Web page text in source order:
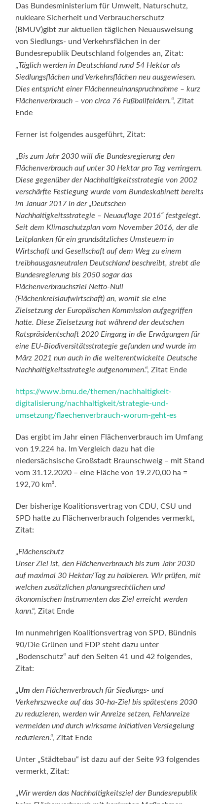
Das Bundesministerium für Umwelt, Naturschutz,
nukleare Sicherheit und Verbraucherschutz
(BMUV)gibt zur aktuellen täglichen Neuausweisung
von Siedlungs- und Verkehrsflächen in der
Bundesrepublik Deutschland folgendes an, Zitat:
„Täglich werden in Deutschland rund 54 Hektar als
Siedlungsflächen und Verkehrsflächen neu ausgewiesen.
Dies entspricht einer Flächenneuinanspruchnahme – kurz
Flächenverbrauch – von circa 76 Fußballfeldern.“, Zitat
Ende
Ferner ist folgendes ausgeführt, Zitat:
„Bis zum Jahr 2030 will die Bundesregierung den
Flächenverbrauch auf unter 30 Hektar pro Tag verringern.
Diese gegenüber der Nachhaltigkeitsstrategie von 2002
verschärfte Festlegung wurde vom Bundeskabinett bereits
im Januar 2017 in der „Deutschen
Nachhaltigkeitsstrategie – Neuauflage 2016“ festgelegt.
Seit dem Klimaschutzplan vom November 2016, der die
Leitplanken für ein grundsätzliches Umsteuern in
Wirtschaft und Gesellschaft auf dem Weg zu einem
treibhausgasneutralen Deutschland beschreibt, strebt die
Bundesregierung bis 2050 sogar das
Flächenverbrauchsziel Netto-Null
(Flächenkreislaufwirtschaft) an, womit sie eine
Zielsetzung der Europäischen Kommission aufgegriffen
hatte. Diese Zielsetzung hat während der deutschen
Ratspräsidentschaft 2020 Eingang in die Erwägungen für
eine EU-Biodiversitätsstrategie gefunden und wurde im
März 2021 nun auch in die weiterentwickelte Deutsche
Nachhaltigkeitsstrategie aufgenommen.“, Zitat Ende
https://www.bmu.de/themen/nachhaltigkeit-
digitalisierung/nachhaltigkeit/strategie-und-
umsetzung/flaechenverbrauch-worum-geht-es
Das ergibt im Jahr einen Flächenverbrauch im Umfang
von 19.224 ha. Im Vergleich dazu hat die
niedersächsische Großstadt Braunschweig – mit Stand
vom 31.12.2020 – eine Fläche von 19.270,00 ha =
192,70 km².
Der bisherige Koalitionsvertrag von CDU, CSU und
SPD hatte zu Flächenverbrauch folgendes vermerkt,
Zitat:
„Flächenschutz
Unser Ziel ist, den Flächenverbrauch bis zum Jahr 2030
auf maximal 30 Hektar/Tag zu halbieren. Wir prüfen, mit
welchen zusätzlichen planungsrechtlichen und
ökonomischen Instrumenten das Ziel erreicht werden
kann.“, Zitat Ende
Im nunmehrigen Koalitionsvertrag von SPD, Bündnis
90/Die Grünen und FDP steht dazu unter
„Bodenschutz“ auf den Seiten 41 und 42 folgendes,
Zitat:
„Umden Flächenverbrauch für Siedlungs- und
Verkehrszwecke auf das 30-ha-Ziel bis spätestens 2030
zu reduzieren, werden wir Anreize setzen, Fehlanreize
vermeiden und durch wirksame Initiativen Versiegelung
reduzieren.“, Zitat Ende
Unter „Städtebau“ ist dazu auf der Seite 93 folgendes
vermerkt, Zitat:
„Wir werden das Nachhaltigkeitsziel der Bundesrepublik